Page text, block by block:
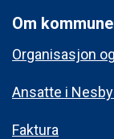
Om
Organisasjon
Ansatte i
Faktura